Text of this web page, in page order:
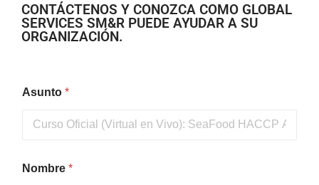
CONTÁCTENOS Y CONOZCA COMO GLOBAL
SERVICES SM&R PUEDE AYUDAR A SU
ORGANIZACIÓN.
Asunto *
Nombre *